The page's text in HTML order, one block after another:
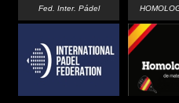
Fed. Inter. Pádel